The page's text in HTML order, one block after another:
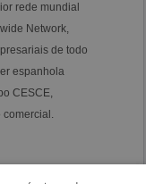
rede mundial
Network,
de todo
espanhola
CESCE,